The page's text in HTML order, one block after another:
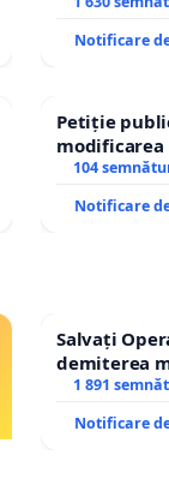
Notificare
Petiție
modificarea
– Hanu
traseului în
104
Notificare
Salvați
demiterea
Petrean
1 891
Notificare